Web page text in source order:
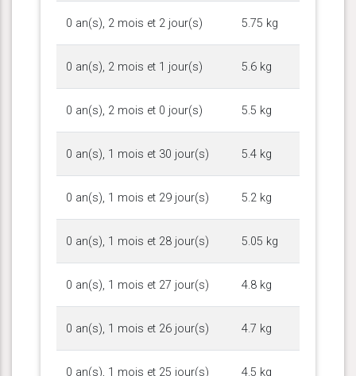
0 an(s), 2 mois et 2 jour(s) 5.75 kg
0 an(s), 2 mois et 1 jour(s) 5.6 kg
0 an(s), 2 mois et 0 jour(s) 5.5 kg
0 an(s), 1 mois et 30 jour(s) 5.4 kg
0 an(s), 1 mois et 29 jour(s) 5.2 kg
0 an(s), 1 mois et 28 jour(s) 5.05 kg
0 an(s), 1 mois et 27 jour(s) 4.8 kg
0 an(s), 1 mois et 26 jour(s) 4.7 kg
0 an(s), 1 mois et 25 jour(s) 4.5 kg